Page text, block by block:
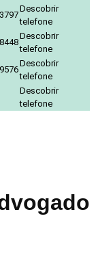
Descobrir
telefone
Descobrir
telefone
Descobrir
telefone
Descobrir
telefone